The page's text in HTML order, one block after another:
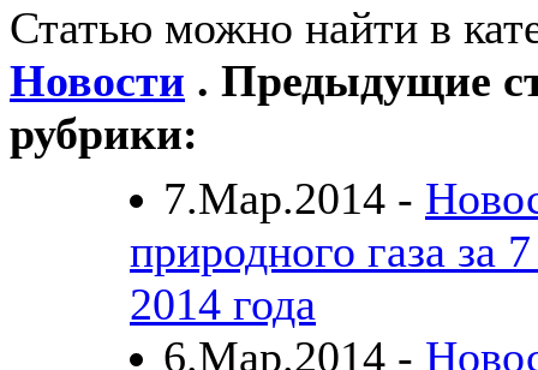
Статью можно найти в
Новости . Предыдущие
рубрики:
7.Мар.2014 -
природного газа за
2014 года
6.Мар.2014 -